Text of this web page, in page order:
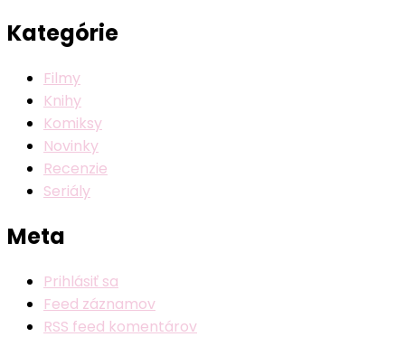
Kategórie
Filmy
Knihy
Komiksy
Novinky
Recenzie
Seriály
Meta
Prihlásiť sa
Feed záznamov
RSS feed komentárov